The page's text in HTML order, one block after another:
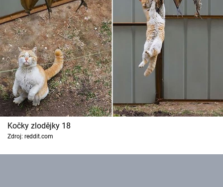
Kočky zlodějky 18
Zdroj: reddit.com